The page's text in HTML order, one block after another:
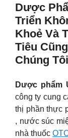
Dược
Triển
Khoẻ Và
Tiêu
Chúng
Dược phẩm
công ty cung
thị phần thực
, nước súc
nhà thuốc